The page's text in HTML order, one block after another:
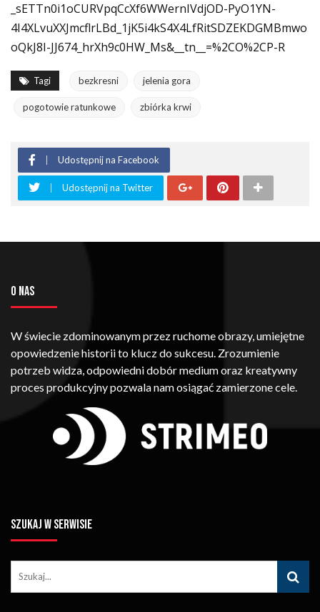
_sETTn0i1oCURVpqCcXf6WWernIVdjOD-PyO1YN-
4I4XLvuXXJmcflrLBd_1jK5i4kS4X4LfRitSDZEKDGMBmwo
oQkJ8I-JJ674_hrXh9c0HW_Ms&__tn__=%2CO%2CP-R
Tagi bezkresni jelenia gora
pogotowie ratunkowe zbiórka krwi
Udostępnij na Facebook
Udostępnij na Twitter
O NAS
W świecie zdominowanym przez ruchome obrazy, umiejętne
opowiedzenie historii to klucz do sukcesu. Zrozumienie
potrzeb widza, odpowiedni dobór medium oraz kreatywny
proces produkcyjny pozwala nam osiągać zamierzone cele.
SZUKAJ W SERWISIE